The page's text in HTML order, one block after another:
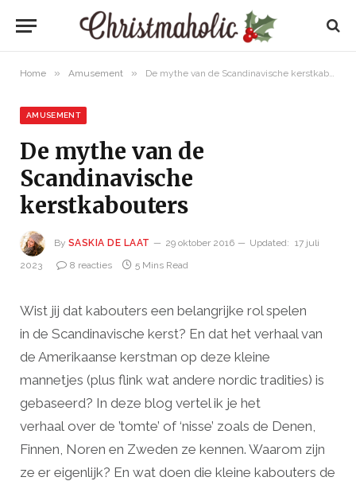
Home » Amusement » De mythe van de Scandinavische kerstkabouters
AMUSEMENT
De mythe van de
Scandinavische
kerstkabouters
By SASKIA DE LAAT 29 oktober 2016 Updated: 17 juli
2023
8 reacties 5 Mins Read
Wist jij dat kabouters een belangrijke rol spelen
in de Scandinavische kerst? En dat het verhaal van
de Amerikaanse kerstman op deze kleine
mannetjes (plus flink wat andere nordic tradities) is
gebaseerd? In deze blog vertel ik je het
verhaal over de ’tomte’ of ‘nisse’ zoals de Denen,
Finnen, Noren en Zweden ze kennen. Waarom zijn
ze er eigenlijk? En wat doen die kleine kabouters de